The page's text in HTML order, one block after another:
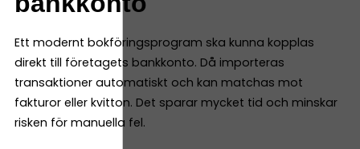
Ett modernt bokföringsprogram ska kunna kopplas
direkt till företagets bankkonto. Då importeras
transaktioner automatiskt och kan matchas mot
fakturor eller kvitton. Det sparar mycket tid och minskar
risken för manuella fel.